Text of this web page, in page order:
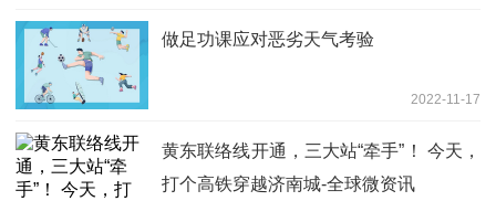
做足功课应对恶劣天气考验
2022-11-17
黄东联络线开通，三大站“牵手”！ 今天，
打个高铁穿越济南城-全球微资讯